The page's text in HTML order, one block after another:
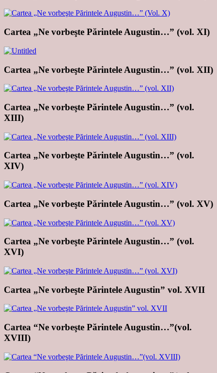
Cartea „Ne vorbeşte Părintele Augustin…” (vol. XI)
Cartea „Ne vorbeşte Părintele Augustin…” (vol. XII)
Cartea „Ne vorbeşte Părintele Augustin…” (vol.
XIII)
Cartea „Ne vorbeşte Părintele Augustin…” (vol.
XIV)
Cartea „Ne vorbeşte Părintele Augustin…” (vol. XV)
Cartea „Ne vorbeşte Părintele Augustin…” (vol.
XVI)
Cartea „Ne vorbeşte Părintele Augustin” vol. XVII
Cartea “Ne vorbeşte Părintele Augustin…”(vol.
XVIII)